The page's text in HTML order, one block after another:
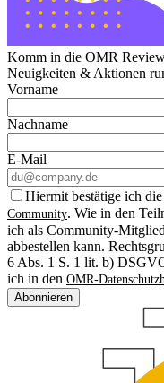
Komm in die OMR
Neuigkeiten & Aktionen
Vorname
Nachname
E-Mail
Hiermit bestätige ich
Community. Wie in den
ich als Community-
abbestellen kann.
6 Abs. 1 S. 1 lit. b)
ich in den OMR-
Abonnieren